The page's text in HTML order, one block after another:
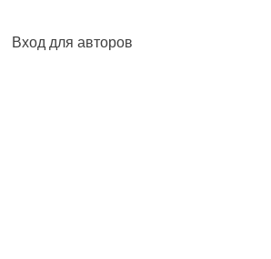
Вход для авторов